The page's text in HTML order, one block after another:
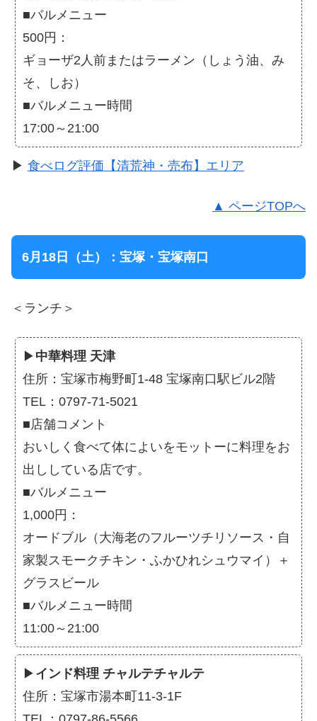
■バルメニュー
500円：
ギョーザ2人前またはラーメン（しょう油、み
そ、しお）
■バルメニュー時間
17:00～21:00
▶ 食べログ評価【清荒神・売布】エリア
▲ ページTOPへ
6月18日（土）：宝塚・宝塚南口
＜ランチ＞
▶ 中華料理 天津
住所：宝塚市梅野町1-48 宝塚南口駅ビル2階
TEL：0797-71-5021
■店舗コメント
おいしく食べて体によいをモットーに料理をお
出ししている店です。
■バルメニュー
1,000円：
オードブル（大海老のフルーツチリソース・自
家製スモークチキン・ふかひれシュウマイ）＋
グラスビール
■バルメニュー時間
11:00～21:00
▶ インド料理 チャルテチャルテ
住所：宝塚市湯本町11-3-1F